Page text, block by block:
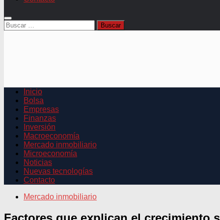
Buscar:
Inicio
Bolsa
Empresas
Finanzas
Inversión
Macroeconomía
Mercado inmobiliario
Microeconomía
Noticias
Nuevas tecnologías
Contacto
Mercado inmobiliario